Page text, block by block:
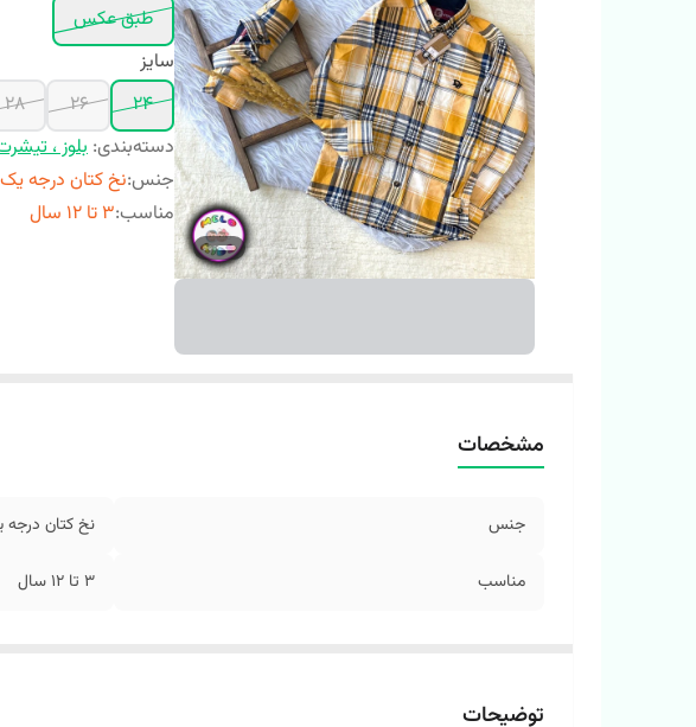
طبق عکس
سایز
24
26
28
دسته‌بندی: بلوز ،
جنس:نخ کتان درجه
مناسب:۳ تا 12 سال
مشخصات
جنس نخ کتان درجه
مناسب ۳ تا 12 سال
توضیحات